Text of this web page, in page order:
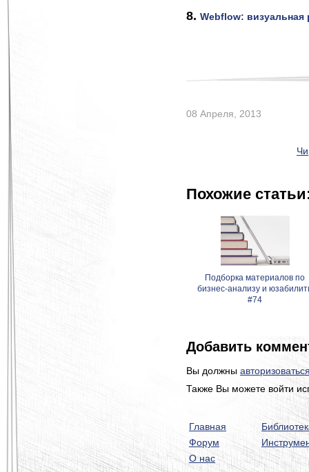
8. Webflow: визуальная
08 Апреля, 2013
Похожие
Подборка материалов по
бизнес-анализу и
#74
Добавить
Вы должны
Также Вы можете войти
Главная
Форум
О нас